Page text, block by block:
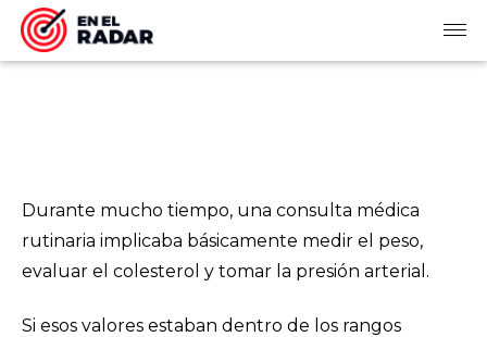
Durante mucho tiempo, una consulta médica
rutinaria implicaba básicamente medir el peso,
evaluar el colesterol y tomar la presión arterial.
Si esos valores estaban dentro de los rangos